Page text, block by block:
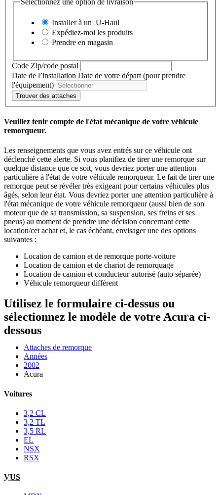
Sélectionnez une option de livraison
Installer à un U-Haul
Expédiez-moi les produits
Prendre en magasin
Code Zip/code postal
Date de l’installation Date de votre départ (pour prendre
l'équipement)
Trouver des attaches
Veuillez tenir compte de l'état mécanique de votre véhicule
remorqueur.
Les renseignements que vous avez entrés sur ce véhicule ont
déclenché cette alerte. Si vous planifiez de tirer une remorque sur
quelque distance que ce soit, vous devriez porter une attention
particulière à l'état de votre véhicule remorqueur. Le fait de tirer une
remorque peut se révéler très exigeant pour certains véhicules plus
âgés, selon leur état. Vous devriez porter une attention particulière à
l'état mécanique de votre véhicule remorqueur (aussi bien de son
moteur que de sa transmission, sa suspension, ses freins et ses
pneus) au moment de prendre une décision concernant cette
location/cet achat et, le cas échéant, envisager une des options
suivantes :
Location de camion et de remorque porte-voiture
Location de camion et de chariot de remorquage
Location de camion et conducteur autorisé (auto séparée)
Véhicule remorqueur différent
Utilisez le formulaire ci-dessus ou
sélectionnez le modèle de votre Acura ci-
dessous
Attaches de remorque
Années
2002
Acura
Voitures
3,2 CL
3,2 TL
3,5 RL
EL
NSX
RSX
VUS